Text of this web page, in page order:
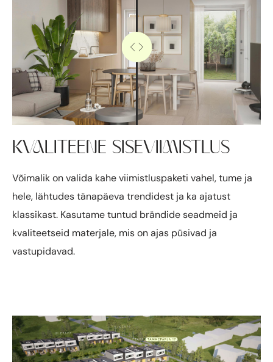
KVALITEENE SISEVIIMISTLUS
Võimalik on valida kahe viimistluspaketi vahel, tume ja
hele, lähtudes tänapäeva trendidest ja ka ajatust
klassikast. Kasutame tuntud brändide seadmeid ja
kvaliteetseid materjale, mis on ajas püsivad ja
vastupidavad.